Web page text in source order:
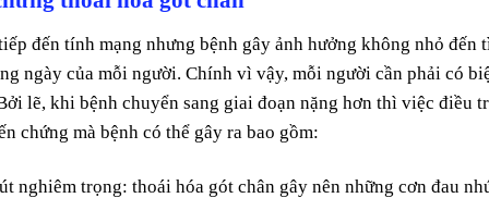
đến tính mạng nhưng bệnh gây ảnh hưởng không nhỏ đến
ngày của mỗi người. Chính vì vậy, mỗi người cần phải có
lẽ, khi bệnh chuyển sang giai đoạn nặng hơn thì việc điều
chứng mà bệnh có thể gây ra bao gồm:
nghiêm trọng: thoái hóa gót chân gây nên những cơn đau